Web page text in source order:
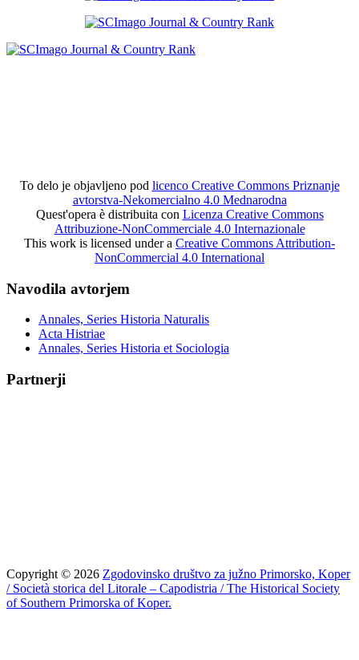
To delo je objavljeno pod licenco Creative Commons Priznanje
avtorstva-Nekomercialno 4.0 Mednarodna
Quest'opera è distribuita con Licenza Creative Commons
Attribuzione-NonCommerciale 4.0 Internazionale
This work is licensed under a Creative Commons Attribution-
NonCommercial 4.0 International
Navodila avtorjem
Annales, Series Historia Naturalis
Acta Histriae
Annales, Series Historia et Sociologia
Partnerji
Copyright © 2026 Zgodovinsko društvo za južno Primorsko, Koper
/ Società storica del Litorale – Capodistria / The Historical Society
of Southern Primorska of Koper.